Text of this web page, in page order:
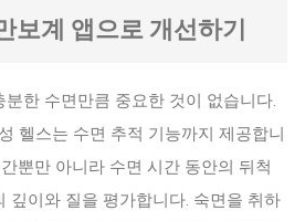
보계 앱으로 개선하기
한 수면만큼 중요한 것이 없습니다.
헬스는 수면 추적 기능까지 제공합니
뿐만 아니라 수면 시간 동안의 뒤척
깊이와 질을 평가합니다. 숙면을 취하